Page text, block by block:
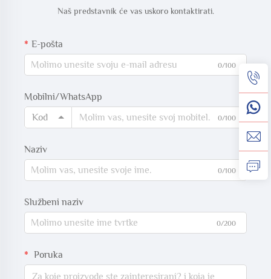
Naš predstavnik će vas uskoro kontaktirati.
E-pošta
0/100
Mobilni/WhatsApp
Kod
0/100
Naziv
0/100
Službeni naziv
0/200
Poruka